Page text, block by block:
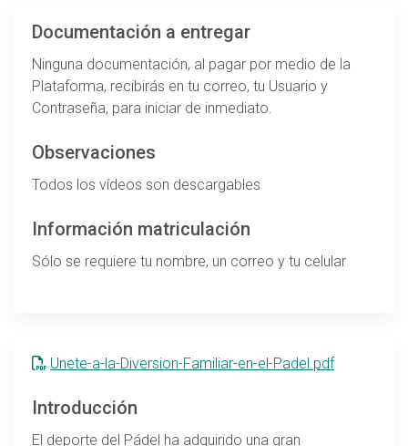
Documentación a entregar
Ninguna documentación, al pagar por medio de la
Plataforma, recibirás en tu correo, tu Usuario y
Contraseña, para iniciar de inmediato.
Observaciones
Todos los vídeos son descargables
Información matriculación
Sólo se requiere tu nombre, un correo y tu celular
Unete-a-la-Diversion-Familiar-en-el-Padel.pdf
Introducción
El deporte del Pádel ha adquirido una gran